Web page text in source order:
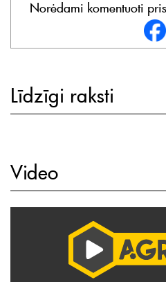
Norėdami komentuoti
Līdzīgi raksti
Video